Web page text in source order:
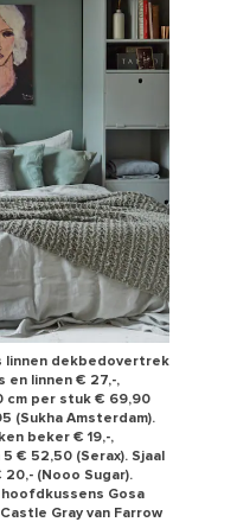
linnen dekbedovertrek
en linnen € 27,-,
cm per stuk € 69,90
(Sukha Amsterdam).
beker € 19,-,
€ 52,50 (Serax). Sjaal
20,- (Nooo Sugar).
Gosa
Gray van Farrow